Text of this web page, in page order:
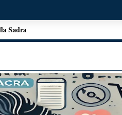
Kegiatan Bedah Buku Palu